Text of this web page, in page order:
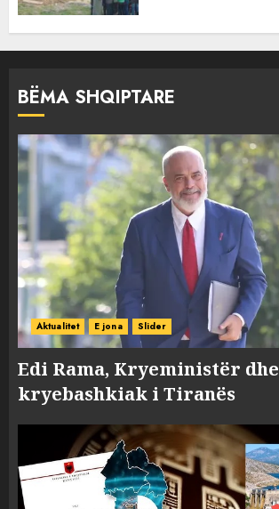
BËMA SHQIPTARE
Aktualitet E jona Slider
Edi Rama, Kryeministër dhe
kryebashkiak i Tiranës